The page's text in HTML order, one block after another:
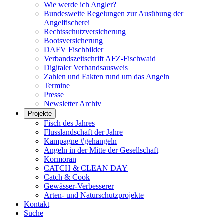
Wie werde ich Angler?
Bundesweite Regelungen zur Ausübung der
Angelfischerei
Rechtsschutzversicherung
Bootsversicherung
DAFV Fischbilder
Verbandszeitschrift AFZ-Fischwaid
Digitaler Verbandsausweis
Zahlen und Fakten rund um das Angeln
Termine
Presse
Newsletter Archiv
Projekte
Fisch des Jahres
Flusslandschaft der Jahre
Kampagne #gehangeln
Angeln in der Mitte der Gesellschaft
Kormoran
CATCH & CLEAN DAY
Catch & Cook
Gewässer-Verbesserer
Arten- und Naturschutzprojekte
Kontakt
Suche